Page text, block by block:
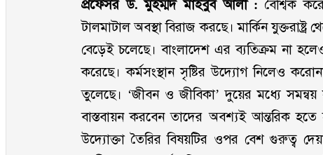
প্রফেসর ড. মুহম্মদ মাহবুব আলী : বৈশ্বিক
টালমাটাল অবস্থা বিরাজ করছে। মার্কিন
বেড়েই চলেছে। বাংলাদেশ এর ব্যতিক্রম না
করেছে। কর্মসংস্থান সৃষ্টির উদ্যোগ নিলেও
তুলেছে। ‘জীবন ও জীবিকা’ দুয়ের মধ্যে সমন্বয়
বাস্তবায়ন করবেন তাদের অবশ্যই আন্তরিক
উদ্যোক্তা তৈরির বিষয়টির ওপর বেশ গুরুত্ব